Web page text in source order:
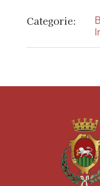
Categorie: